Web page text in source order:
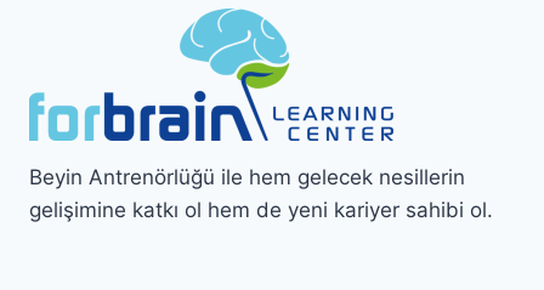
Beyin Antrenörlüğü ile hem gelecek nesillerin
gelişimine katkı ol hem de yeni kariyer sahibi ol.